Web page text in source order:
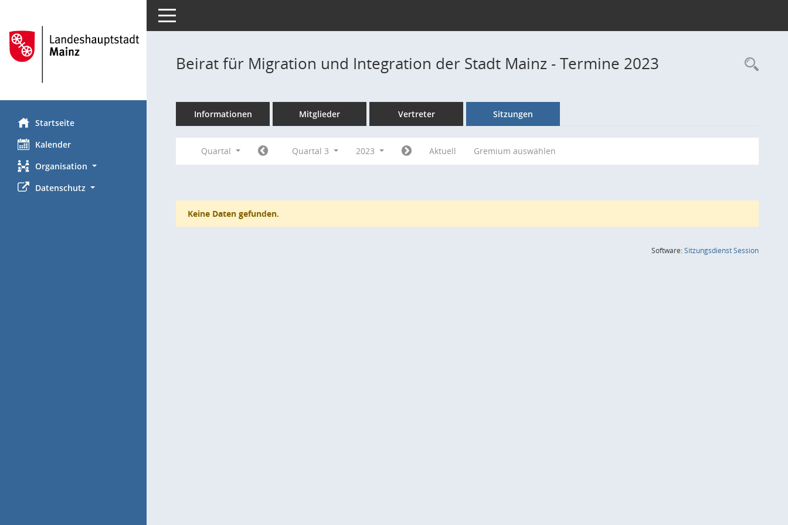
Startseite
Kalender
Organisation
Datenschutz
Toggle navigation
Beirat für Migration und Integration der Stadt Mainz - Termine 2023
Informationen Mitglieder Vertreter Sitzungen
Quartal Quartal 3 2023 Aktuell Gremium auswählen
Keine Daten gefunden.
Software:SitzungsdienstSession(Wird in